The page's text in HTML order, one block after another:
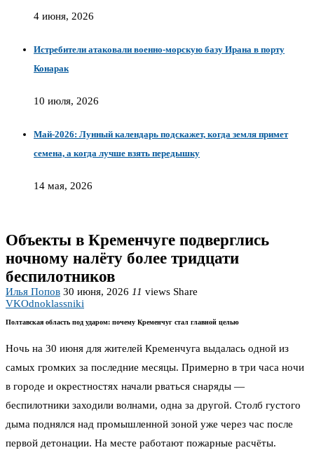
4 июня, 2026
Истребители атаковали военно-морскую базу Ирана в порту
Конарак
10 июля, 2026
Май-2026: Лунный календарь подскажет, когда земля примет
семена, а когда лучше взять передышку
14 мая, 2026
Объекты в Кременчуге подверглись
ночному налёту более тридцати
беспилотников
Илья Попов 30 июня, 2026 11 views Share
VKOdnoklassniki
Полтавская область под ударом: почему Кременчуг стал главной целью
Ночь на 30 июня для жителей Кременчуга выдалась одной из
самых громких за последние месяцы. Примерно в три часа ночи
в городе и окрестностях начали рваться снаряды —
беспилотники заходили волнами, одна за другой. Столб густого
дыма поднялся над промышленной зоной уже через час после
первой детонации. На месте работают пожарные расчёты.